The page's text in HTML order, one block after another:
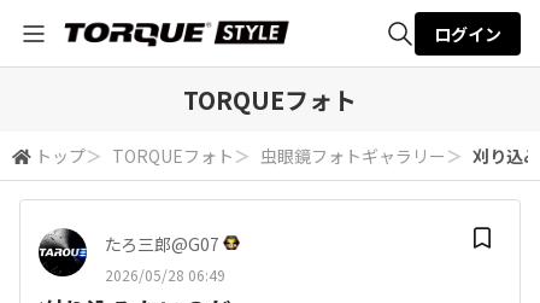
検索
ログイン
TORQUEフォト
トップ＞ TORQUEフォト ＞ 虫眼鏡フォトギャラリー ＞ 刈り込
たろ三郎@G07
2026/05/28 06:49